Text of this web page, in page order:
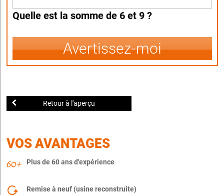
Quelle est la somme de 6 et 9 ?
Avertissez-moi
Retour à l'aperçu
VOS AVANTAGES
Plus de 60 ans d'expérience
Remise à neuf (usine reconstruite)